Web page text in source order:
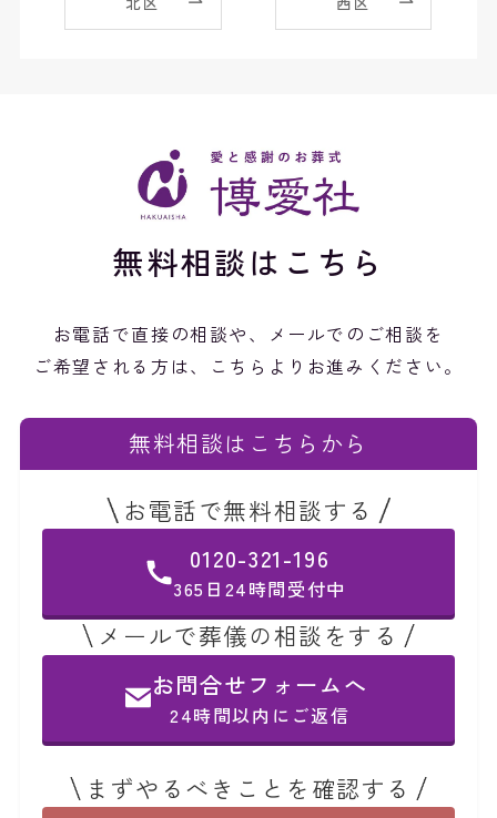
無料相談はこちら
お電話で直接の相談や、メールでのご相談を
ご希望される方は、こちらよりお進みください。
無料相談はこちらから
お電話で無料相談する
0120-321-196
365日24時間受付中
メールで葬儀の相談をする
お問合せフォームへ
24時間以内にご返信
まずやるべきことを確認する